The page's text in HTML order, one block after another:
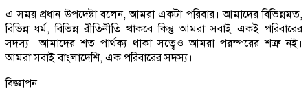
এ সময় প্রধান উপদেষ্টা বলেন, আমরা একটা পরিবার। আমাদের বিভিন্নমত,
বিভিন্ন ধর্ম, বিভিন্ন রীতিনীতি থাকবে কিন্তু আমরা সবাই একই পরিবারের
সদস্য। আমাদের শত পার্থক্য থাকা সত্বেও আমরা পরস্পরের শত্রু নই।
আমরা সবাই বাংলাদেশি, এক পরিবারের সদস্য।
বিজ্ঞাপন